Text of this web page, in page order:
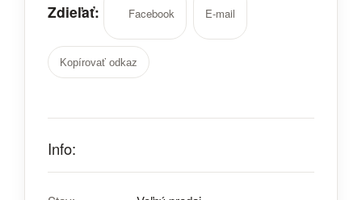
Zdieľať: Facebook E-mail
Kopírovať odkaz
Info: